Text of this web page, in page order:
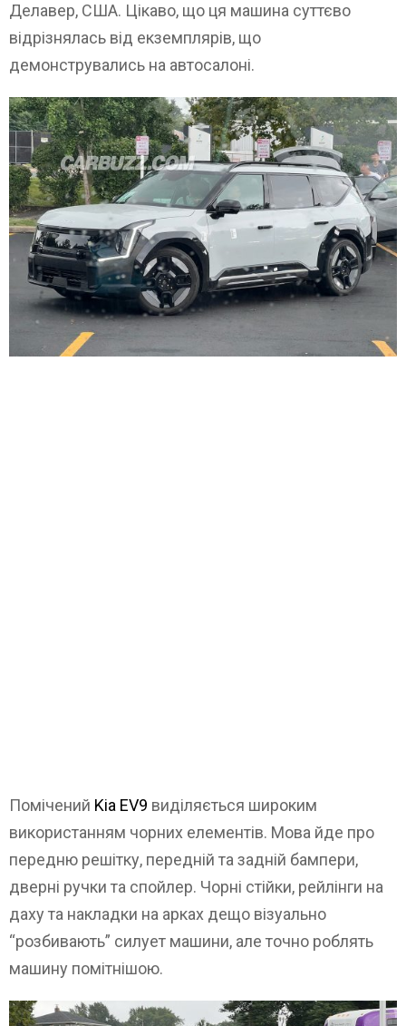
Делавер, США. Цікаво, що ця машина суттєво
відрізнялась від екземплярів, що
демонструвались на автосалоні.
Помічений Kia EV9 виділяється широким
використанням чорних елементів. Мова йде про
передню решітку, передній та задній бампери,
дверні ручки та спойлер. Чорні стійки, рейлінги на
даху та накладки на арках дещо візуально
“розбивають” силует машини, але точно роблять
машину помітнішою.